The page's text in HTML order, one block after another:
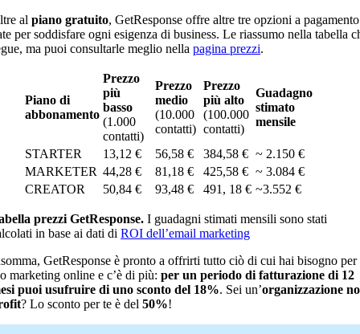
al piano gratuito, GetResponse offre altre tre opzioni a pagamento
per soddisfare ogni esigenza di business. Le riassumo nella tabella
ma puoi consultarle meglio nella pagina prezzi.
Piano di
abbonamento
Prezzo
più
basso
(1.000
contatti)
Prezzo
medio
(10.000
contatti)
Prezzo
più alto
(100.000
contatti)
Guadagno
stimato
mensile
STARTER 13,12 € 56,58 € 384,58 € ~ 2.150 €
MARKETER 44,28 € 81,18 € 425,58 € ~ 3.084 €
CREATOR
50,84 € 93,48 € 491, 18 € ~3.552 €
prezzi GetResponse. I guadagni stimati mensili sono stati
in base ai dati di ROI dell’email marketing
GetResponse è pronto a offrirti tutto ciò di cui hai bisogno
marketing online e c’è di più: per un periodo di fatturazione di 12
puoi usufruire di uno sconto del 18%. Sei un’organizzazione
? Lo sconto per te è del 50%!